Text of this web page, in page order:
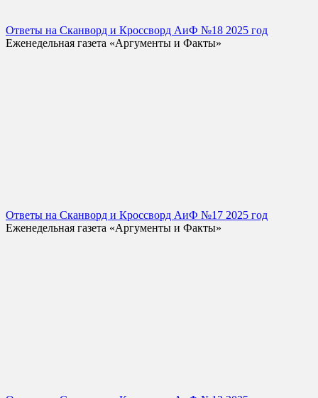
Ответы на Сканворд и Кроссворд АиФ №18 2025 год
Еженедельная газета «Аргументы и Факты»
Ответы на Сканворд и Кроссворд АиФ №17 2025 год
Еженедельная газета «Аргументы и Факты»